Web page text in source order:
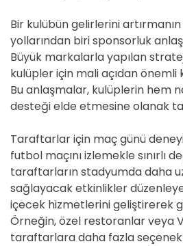
Bir kulübün gelirlerini
yollarından biri sponsorluk
Büyük markalarla yapılan
kulüpler için mali açıdan önemli
Bu anlaşmalar, kulüplerin hem
desteği elde etmesine olanak
Taraftarlar için maç günü
futbol maçını izlemekle sınırlı
taraftarların stadyumda daha
sağlayacak etkinlikler
içecek hizmetlerini geliştirerek
Örneğin, özel restoranlar veya
taraftarlara daha fazla seçenek